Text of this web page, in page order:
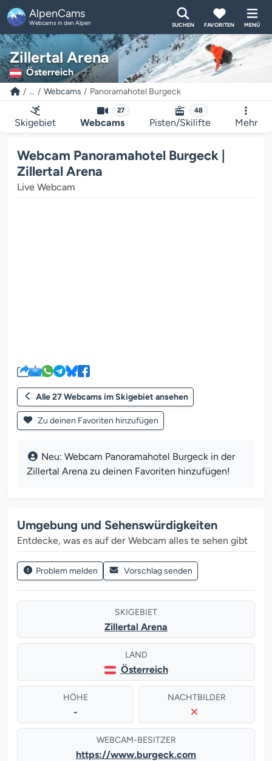
AlpenCams
Webcams in den Alpen SUCHEN FAVORITEN MENÜ
Zillertal Arena
Österreich
... Webcams Panoramahotel Burgeck
Skigebiet
27
Webcams
48
Pisten/Skilifte Mehr
Webcam Panoramahotel Burgeck |
Zillertal Arena
Live Webcam
Alle 27 Webcams im Skigebiet ansehen
Zu deinen Favoriten hinzufügen
Neu: Webcam Panoramahotel Burgeck in der
Zillertal Arena zu deinen Favoriten hinzufügen!
Umgebung und Sehenswürdigkeiten
Entdecke, was es auf der Webcam alles te sehen gibt
Problem melden Vorschlag senden
SKIGEBIET
Zillertal Arena
LAND
Österreich
HÖHE
-
NACHTBILDER
WEBCAM-BESITZER
https://www.burgeck.com